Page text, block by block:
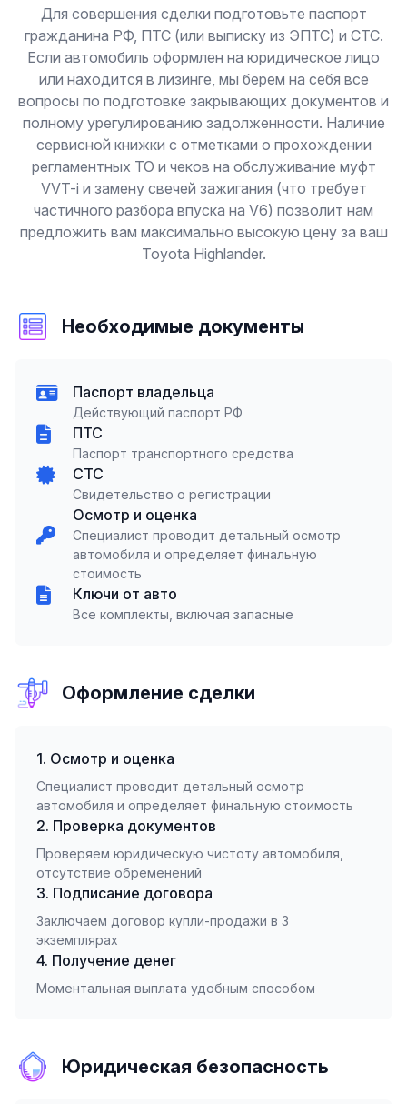
Для совершения сделки подготовьте паспорт
гражданина РФ, ПТС (или выписку из ЭПТС) и СТС.
Если автомобиль оформлен на юридическое лицо
или находится в лизинге, мы берем на себя все
вопросы по подготовке закрывающих документов и
полному урегулированию задолженности. Наличие
сервисной книжки с отметками о прохождении
регламентных ТО и чеков на обслуживание муфт
VVT-i и замену свечей зажигания (что требует
частичного разбора впуска на V6) позволит нам
предложить вам максимально высокую цену за ваш
Toyota Highlander.
Необходимые документы
Паспорт владельца
Действующий паспорт РФ
ПТС
Паспорт транспортного средства
СТС
Свидетельство о регистрации
Осмотр и оценка
Специалист проводит детальный осмотр
автомобиля и определяет финальную
стоимость
Ключи от авто
Все комплекты, включая запасные
Оформление сделки
1. Осмотр и оценка
Специалист проводит детальный осмотр
автомобиля и определяет финальную стоимость
2. Проверка документов
Проверяем юридическую чистоту автомобиля,
отсутствие обременений
3. Подписание договора
Заключаем договор купли-продажи в 3
экземплярах
4. Получение денег
Моментальная выплата удобным способом
Юридическая безопасность